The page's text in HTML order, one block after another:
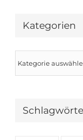
Kategorien